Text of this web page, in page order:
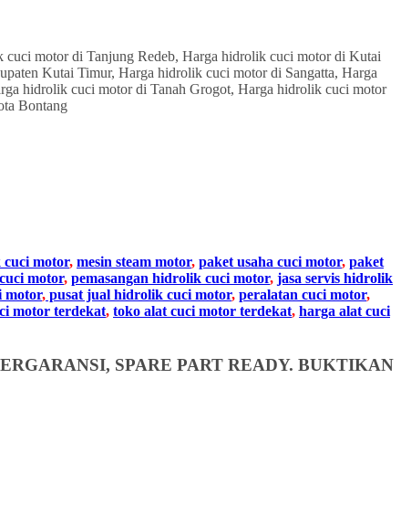
motor, mesin steam motor, paket usaha cuci motor, paket
motor, pemasangan hidrolik cuci motor, jasa servis hidrolik
motor, pusat jual hidrolik cuci motor, peralatan cuci motor,
motor terdekat, toko alat cuci motor terdekat, harga alat cuci
SPARE PART READY. BUKTIKAN